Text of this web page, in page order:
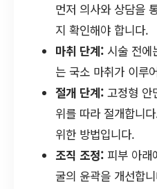
먼저 의사와 상담을
지 확인해야 합니다.
마취 단계: 시술 전에
는 국소 마취가 이루
절개 단계: 고정형 안
위를 따라 절개합니
위한 방법입니다.
조직 조정: 피부 아래
굴의 윤곽을 개선합